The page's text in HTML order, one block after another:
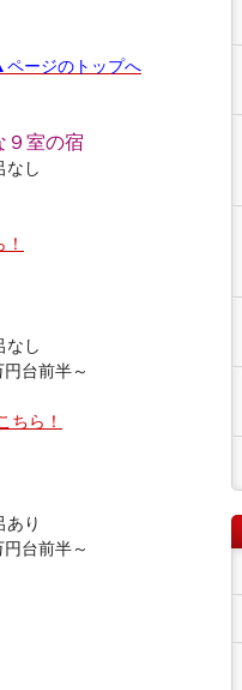
ページのトップへ
９室の宿
なし
なし
台前半～
ちら！
あり
台前半～